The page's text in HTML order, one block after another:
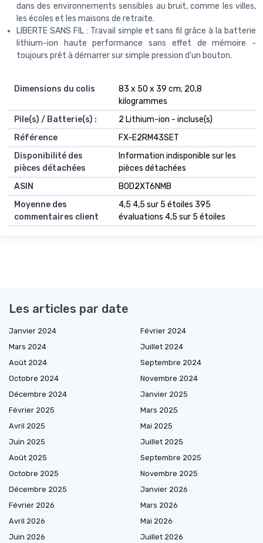
dans des environnements sensibles au bruit, comme les villes,
les écoles et les maisons de retraite.
LIBERTE SANS FIL : Travail simple et sans fil grâce à la batterie
lithium-ion haute performance sans effet de mémoire -
toujours prêt à démarrer sur simple pression d'un bouton.
Dimensions du colis
‎83 x 50 x 39 cm; 20,8
kilogrammes
Pile(s) / Batterie(s) :
‎2 Lithium-ion - incluse(s)
Référence
‎FX-E2RM43SET
Disponibilité des
pièces détachées
‎Information indisponible sur les
pièces détachées
ASIN
B0D2XT6NMB
Moyenne des
commentaires client
4,5 4,5 sur 5 étoiles 395
évaluations 4,5 sur 5 étoiles
Les articles par date
Janvier 2024
Février 2024
Mars 2024
Juillet 2024
Août 2024
Septembre 2024
Octobre 2024
Novembre 2024
Décembre 2024
Janvier 2025
Février 2025
Mars 2025
Avril 2025
Mai 2025
Juin 2025
Juillet 2025
Août 2025
Septembre 2025
Octobre 2025
Novembre 2025
Décembre 2025
Janvier 2026
Février 2026
Mars 2026
Avril 2026
Mai 2026
Juin 2026
Juillet 2026